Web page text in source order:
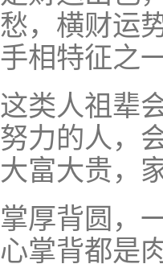
愁，横财运
手相特征之一
这类人祖辈
努力的人，
大富大贵，
掌厚背圆，
心掌背都是